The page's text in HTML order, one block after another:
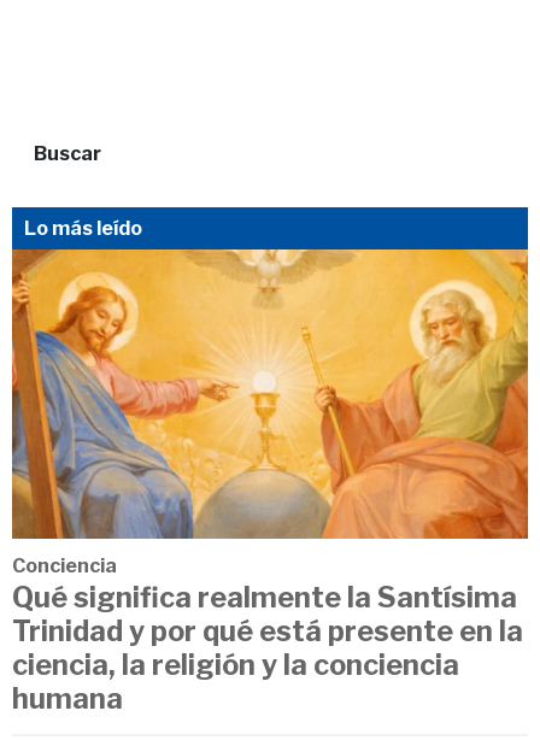
Buscar
Lo más leído
Conciencia
Qué significa realmente la Santísima
Trinidad y por qué está presente en la
ciencia, la religión y la conciencia
humana